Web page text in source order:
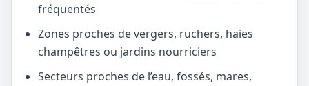
fréquentés
Zones proches de vergers, ruchers, haies
champêtres ou jardins nourriciers
Secteurs proches de l’eau, fossés, mares,